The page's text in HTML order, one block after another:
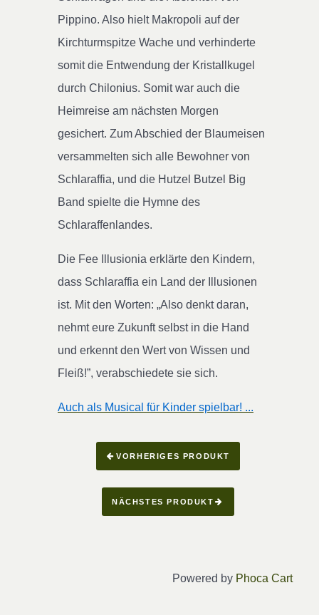
Pippino. Also hielt Makropoli auf der
Kirchturmspitze Wache und verhinderte
somit die Entwendung der Kristallkugel
durch Chilonius. Somit war auch die
Heimreise am nächsten Morgen
gesichert. Zum Abschied der Blaumeisen
versammelten sich alle Bewohner von
Schlaraffia, und die Hutzel Butzel Big
Band spielte die Hymne des
Schlaraffenlandes.
Die Fee Illusionia erklärte den Kindern,
dass Schlaraffia ein Land der Illusionen
ist. Mit den Worten: „Also denkt daran,
nehmt eure Zukunft selbst in die Hand
und erkennt den Wert von Wissen und
Fleiß!”, verabschiedete sie sich.
Auch als Musical für Kinder spielbar! ...
VORHERIGES PRODUKT
NÄCHSTES PRODUKT
Powered by Phoca Cart